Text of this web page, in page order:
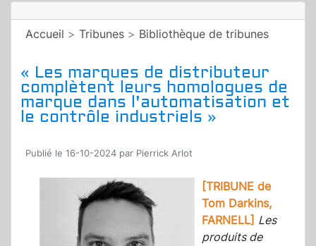
Accueil > Tribunes > Bibliothèque de tribunes
« Les marques de distributeur
complètent leurs homologues de
marque dans l'automatisation et
le contrôle industriels »
Publié le 16-10-2024 par Pierrick Arlot
[TRIBUNE de
Tom Darkins,
FARNELL] Les
produits de